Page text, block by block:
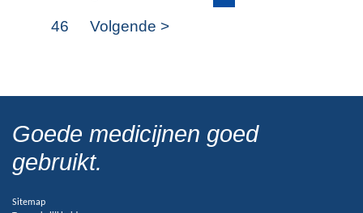
46 Volgende >
Goede medicijnen goed
gebruikt.
Sitemap